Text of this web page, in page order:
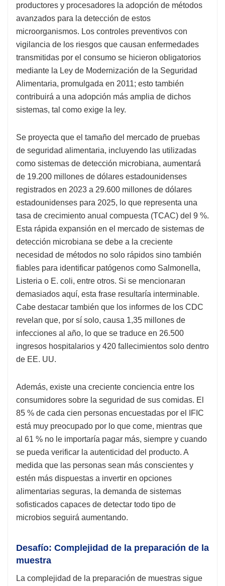
productores y procesadores la adopción de métodos
avanzados para la detección de estos
microorganismos. Los controles preventivos con
vigilancia de los riesgos que causan enfermedades
transmitidas por el consumo se hicieron obligatorios
mediante la Ley de Modernización de la Seguridad
Alimentaria, promulgada en 2011; esto también
contribuirá a una adopción más amplia de dichos
sistemas, tal como exige la ley.
Se proyecta que el tamaño del mercado de pruebas
de seguridad alimentaria, incluyendo las utilizadas
como sistemas de detección microbiana, aumentará
de 19.200 millones de dólares estadounidenses
registrados en 2023 a 29.600 millones de dólares
estadounidenses para 2025, lo que representa una
tasa de crecimiento anual compuesta (TCAC) del 9 %.
Esta rápida expansión en el mercado de sistemas de
detección microbiana se debe a la creciente
necesidad de métodos no solo rápidos sino también
fiables para identificar patógenos como Salmonella,
Listeria o E. coli, entre otros. Si se mencionaran
demasiados aquí, esta frase resultaría interminable.
Cabe destacar también que los informes de los CDC
revelan que, por sí solo, causa 1,35 millones de
infecciones al año, lo que se traduce en 26.500
ingresos hospitalarios y 420 fallecimientos solo dentro
de EE. UU.
Además, existe una creciente conciencia entre los
consumidores sobre la seguridad de sus comidas. El
85 % de cada cien personas encuestadas por el IFIC
está muy preocupado por lo que come, mientras que
al 61 % no le importaría pagar más, siempre y cuando
se pueda verificar la autenticidad del producto. A
medida que las personas sean más conscientes y
estén más dispuestas a invertir en opciones
alimentarias seguras, la demanda de sistemas
sofisticados capaces de detectar todo tipo de
microbios seguirá aumentando.
Desafío: Complejidad de la preparación de la
muestra
La complejidad de la preparación de muestras sigue